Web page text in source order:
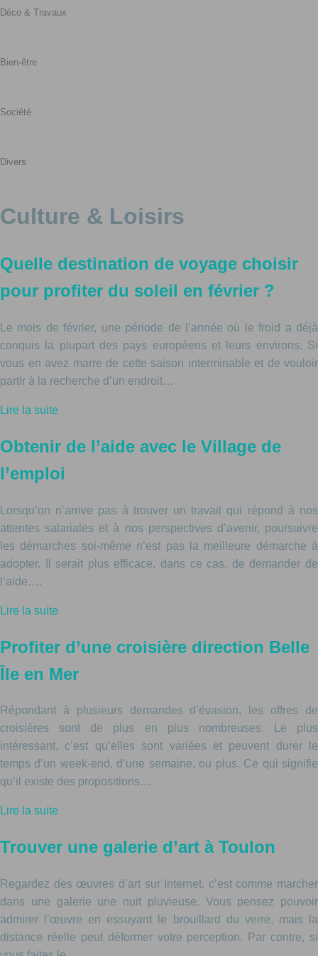
Déco & Travaux
Bien-être
Société
Divers
Culture & Loisirs
Quelle destination de voyage choisir
pour profiter du soleil en février ?
Le mois de février, une période de l’année où le froid a déjà
conquis la plupart des pays européens et leurs environs. Si
vous en avez marre de cette saison interminable et de vouloir
partir à la recherche d’un endroit…
Lire la suite
Obtenir de l’aide avec le Village de
l’emploi
Lorsqu’on n’arrive pas à trouver un travail qui répond à nos
attentes salariales et à nos perspectives d’avenir, poursuivre
les démarches soi-même n’est pas la meilleure démarche à
adopter. Il serait plus efficace, dans ce cas, de demander de
l’aide….
Lire la suite
Profiter d’une croisière direction Belle
Île en Mer
Répondant à plusieurs demandes d’évasion, les offres de
croisières sont de plus en plus nombreuses. Le plus
intéressant, c’est qu’elles sont variées et peuvent durer le
temps d’un week-end, d’une semaine, ou plus. Ce qui signifie
qu’il existe des propositions…
Lire la suite
Trouver une galerie d’art à Toulon
Regardez des œuvres d’art sur Internet, c’est comme marcher
dans une galerie une nuit pluvieuse. Vous pensez pouvoir
admirer l’œuvre en essuyant le brouillard du verre, mais la
distance réelle peut déformer votre perception. Par contre, si